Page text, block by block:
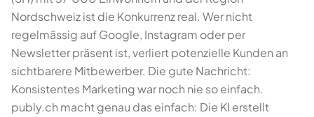
Nordschweiz ist die Konkurrenz real. Wer nicht
regelmässig auf Google, Instagram oder per
Newsletter präsent ist, verliert potenzielle Kunden an
sichtbarere Mitbewerber. Die gute Nachricht:
Konsistentes Marketing war noch nie so einfach.
publy.ch macht genau das einfach: Die KI erstellt